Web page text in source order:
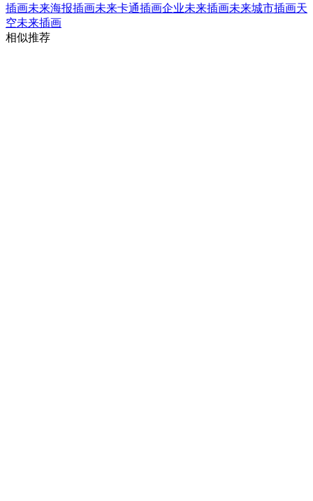
插画未来海报插画未来卡通插画企业未来插画未来城市插画天
空未来插画
相似推荐